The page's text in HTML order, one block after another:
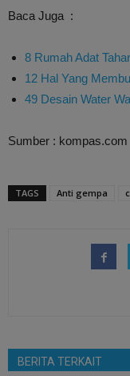
Baca Juga :
8 Rumah Adat
12 Hal Yang
49 Desain Water
Sumber : kompas.com
TAGS Anti gempa
BERITA TERKAIT